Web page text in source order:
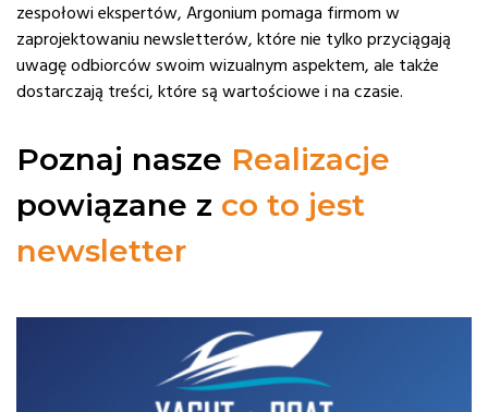
zespołowi ekspertów, Argonium pomaga firmom w
zaprojektowaniu newsletterów, które nie tylko przyciągają
uwagę odbiorców swoim wizualnym aspektem, ale także
dostarczają treści, które są wartościowe i na czasie.
Poznaj nasze Realizacje
powiązane z co to jest
newsletter